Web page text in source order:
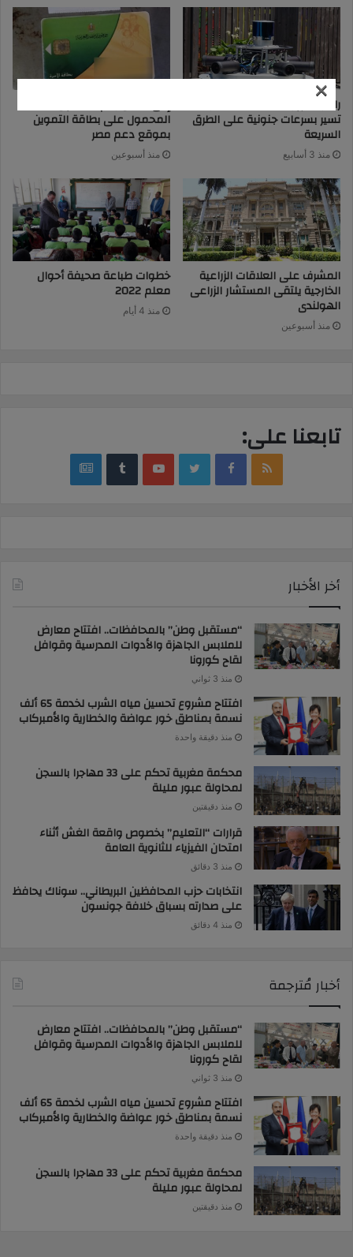
تسير بسرعات جنونية على الطرق
السريعة
منذ 3 أسابيع
المحمول على بطاقة التموين
بموقع دعم مصر
منذ أسبوعين
المشرف على العلاقات الزراعية
الخارجية يلتقى المستشار الزراعى
الهولندى
منذ أسبوعين
خطوات طباعة صحيفة أحوال
معلم 2022
منذ 4 أيام
تابعنا على:
RSS
Facebook
Twitter
YouTube
‏Tumblr
google
أخر الأخبار
“مستقبل وطن” بالمحافظات.. افتتاح معارض
للملابس الجاهزة والأدوات المدرسية وقوافل
لقاح كورونا
منذ 3 ثواني
افتتاح مشروع تحسين مياه الشرب لخدمة 65 ألف
نسمة بمناطق خور عواضة والخطارية والأمبركاب
منذ دقيقة واحدة
محكمة مغربية تحكم على 33 مهاجرا بالسجن
لمحاولة عبور مليلة
منذ دقيقتين
قرارات “التعليم” بخصوص واقعة الغش أثناء
امتحان الفيزياء للثانوية العامة
منذ 3 دقائق
انتخابات حزب المحافظين البريطاني.. سوناك يحافظ
على صدارته بسباق خلافة جونسون
منذ 4 دقائق
أخبار مُترجمة
“مستقبل وطن” بالمحافظات.. افتتاح معارض
للملابس الجاهزة والأدوات المدرسية وقوافل
لقاح كورونا
منذ 3 ثواني
افتتاح مشروع تحسين مياه الشرب لخدمة 65 ألف
نسمة بمناطق خور عواضة والخطارية والأمبركاب
منذ دقيقة واحدة
محكمة مغربية تحكم على 33 مهاجرا بالسجن
لمحاولة عبور مليلة
منذ دقيقتين
×